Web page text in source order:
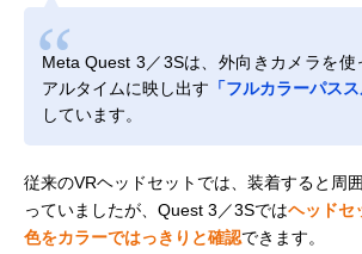
Meta Quest 3／3Sは、外向きカメラを使
アルタイムに映し出す 「フルカラーパスス
しています。
従来のVRヘッドセットでは、装着すると周
っていましたが、Quest 3／3Sではヘッドセ
色をカラーではっきりと確認できます。